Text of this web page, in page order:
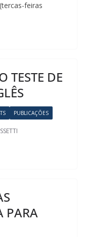
feiras
TESTE DE
PUBLICAÇÕES
PARA